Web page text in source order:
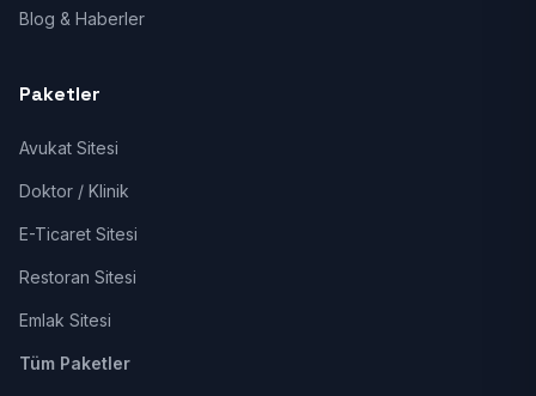
Blog & Haberler
Paketler
Avukat Sitesi
Doktor / Klinik
E-Ticaret Sitesi
Restoran Sitesi
Emlak Sitesi
Tüm Paketler